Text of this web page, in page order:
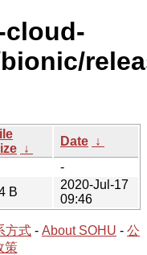
cloud-
↓
Date ↓
-
B
2020-Jul-17
09:46
方式 - About SOHU - 公
策